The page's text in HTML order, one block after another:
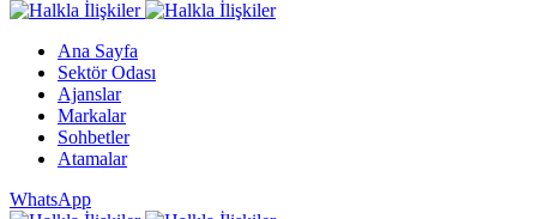
Ana Sayfa
Sektör Odası
Ajanslar
Markalar
Sohbetler
Atamalar
WhatsApp